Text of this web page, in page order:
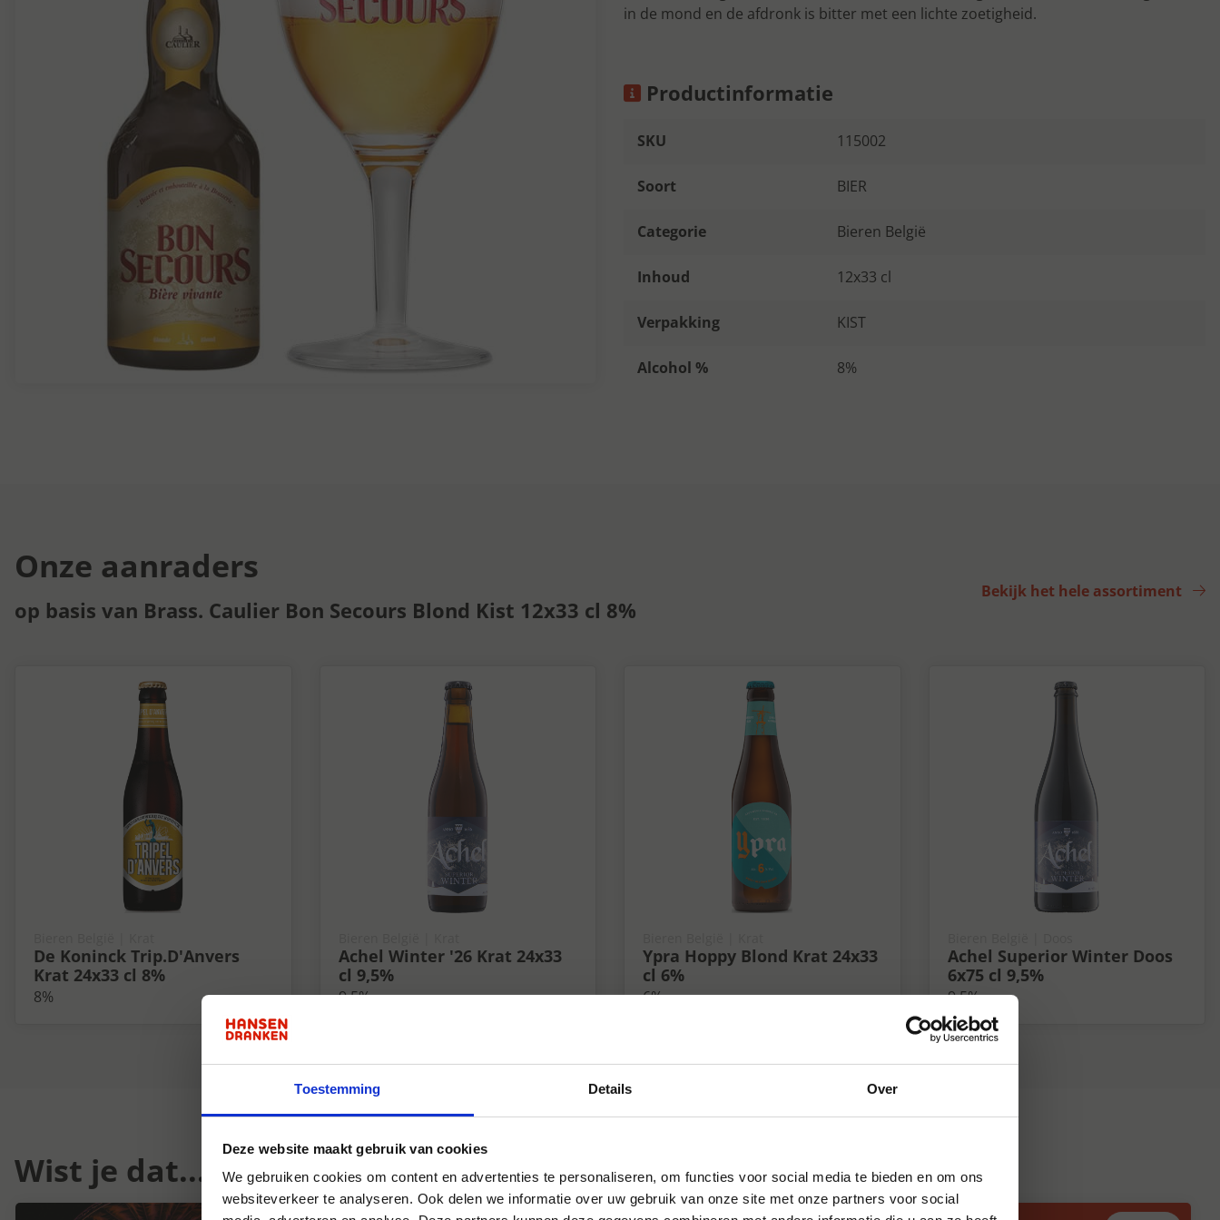
Toestemming Details Over
Deze website maakt gebruik van cookies
We gebruiken cookies om content en advertenties te personaliseren, om functies voor social media te bieden en om ons
websiteverkeer te analyseren. Ook delen we informatie over uw gebruik van onze site met onze partners voor social
in de mond en de afdronk is bitter met een lichte zoetigheid.
Productinformatie
SKU 115002
Soort BIER
Categorie Bieren België
Inhoud 12x33 cl
Verpakking KIST
Alcohol % 8%
Onze aanraders
op basis van Brass. Caulier Bon Secours Blond Kist 12x33 cl 8%
Bekijk het hele assortiment
De Koninck Trip.D'Anvers
Krat 24x33 cl 8%
8%
Achel Winter '26 Krat 24x33
cl 9,5%
9.5%
Ypra Hoppy Blond Krat 24x33
cl 6%
6%
Achel Superior Winter Doos
6x75 cl 9,5%
9.5%
Wist je dat...